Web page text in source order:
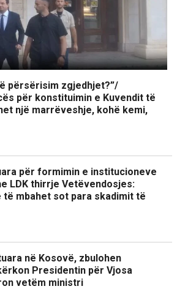
përsërisim zgjedhjet?”/
për konstituimin e Kuvendit të
një marrëveshje, kohë kemi,
për formimin e institucioneve
LDK thirrje Vetëvendosjes:
mbahet sot para skadimit të
në Kosovë, zbulohen
Presidentin për Vjosa
vetëm ministri